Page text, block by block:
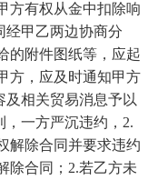
方有权从金中扣除响
经甲乙两边协商分
的附件图纸等，应起
方，应及时通知甲方
及相关贸易消息予以
一方严沉违约，2.
解除合同并要求违约
除合同；2.若乙方未